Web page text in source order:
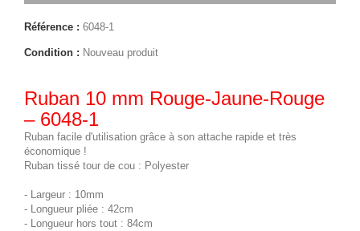
Référence : 6048-1
Condition : Nouveau produit
Ruban 10 mm Rouge-Jaune-Rouge
– 6048-1
Ruban facile d'utilisation grâce à son attache rapide et très
économique !
Ruban tissé tour de cou : Polyester
- Largeur : 10mm
- Longueur pliée : 42cm
- Longueur hors tout : 84cm